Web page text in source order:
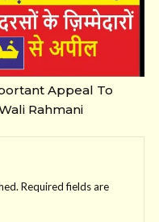
Appeal To
Rahmani
Required fields are